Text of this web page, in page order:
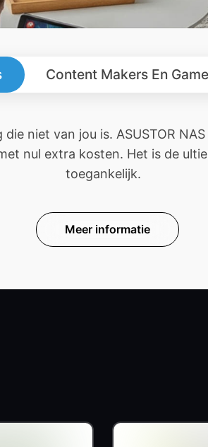
Content Makers En
niet van jou is. ASUSTOR
nul extra kosten. Het is de
toegankelijk.
Meer informatie